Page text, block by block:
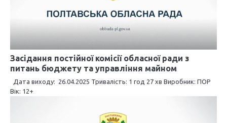
з
а
п
и
Засідання постійної комісії обласної ради з
питань бюджету та управління майном
Дата виходу: 26.04.2025 Тривалість: 1 год 27 хв Виробник: ПОР
Вік: 12+